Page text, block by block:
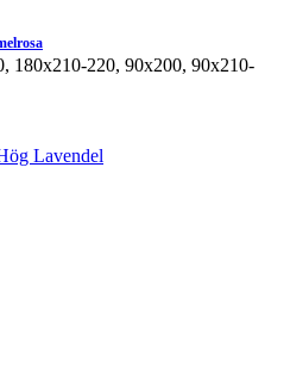
180x210-220, 90x200, 90x210-